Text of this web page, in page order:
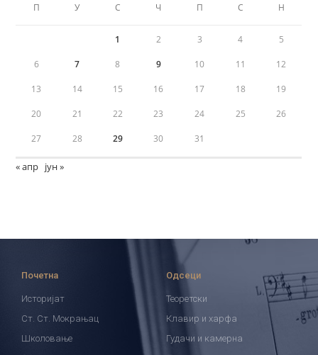
П У С Ч П С Н
1 2 3 4 5
6 7 8 9 10 11 12
13 14 15 16 17 18 19
20 21 22 23 24 25 26
27 28 29 30 31
« апр јун »
Почетна
Историјат
Ст. Ст. Мокрањац
Школовање
Одсеци
Теоретски
Клавир и харфа
Гудачи и камерна